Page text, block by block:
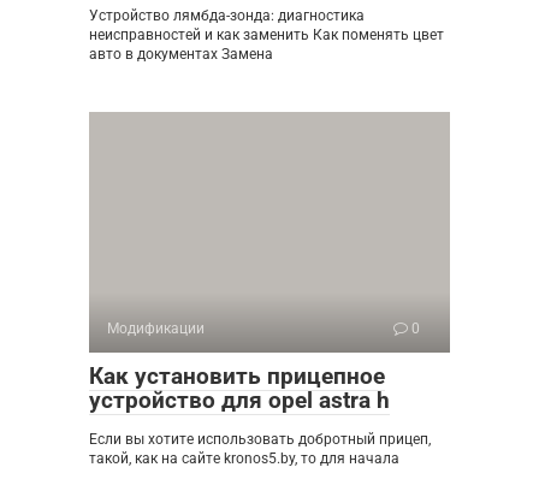
Устройство лямбда-зонда: диагностика
неисправностей и как заменить Как поменять цвет
авто в документах Замена
Модификации 0
Как установить прицепное
устройство для opel astra h
Если вы хотите использовать добротный прицеп,
такой, как на сайте kronos5.by, то для начала